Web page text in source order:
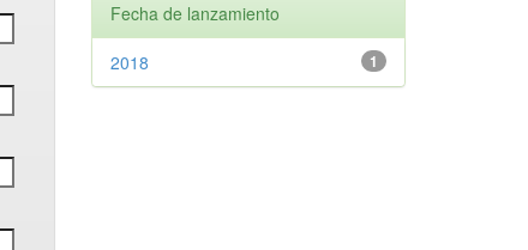
Fecha de lanzamiento
1
2018